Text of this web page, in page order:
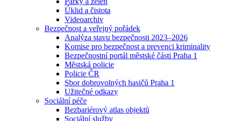
Úklid a čistota
Videoarchiv
Bezpečnost a veřejný pořádek
Analýza stavu bezpečnosti 2023–2026
Komise pro bezpečnost a prevenci kriminality
Bezpečnostní portál městské části Praha 1
Městská policie
Policie ČR
Sbor dobrovolných hasičů Praha 1
Užitečné odkazy
Sociální péče
Bezbariérový atlas objektů
Sociální služby